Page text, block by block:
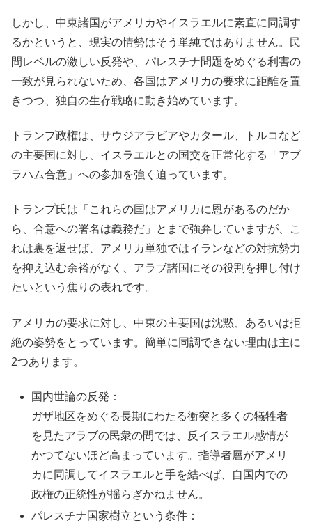
しかし、中東諸国がアメリカやイスラエルに素直に同調す
るかというと、現実の情勢はそう単純ではありません。民
間レベルの激しい反発や、パレスチナ問題をめぐる利害の
一致が見られないため、各国はアメリカの要求に距離を置
きつつ、独自の生存戦略に動き始めています。
トランプ政権は、サウジアラビアやカタール、トルコなど
の主要国に対し、イスラエルとの国交を正常化する「アブ
ラハム合意」への参加を強く迫っています。
トランプ氏は「これらの国はアメリカに恩があるのだか
ら、合意への署名は義務だ」とまで強弁していますが、こ
れは裏を返せば、アメリカ単独ではイランなどの対抗勢力
を抑え込む余裕がなく、アラブ諸国にその役割を押し付け
たいという焦りの表れです。
アメリカの要求に対し、中東の主要国は沈黙、あるいは拒
絶の姿勢をとっています。簡単に同調できない理由は主に
2つあります。
国内世論の反発：
ガザ地区をめぐる長期にわたる衝突と多くの犠牲者
を見たアラブの民衆の間では、反イスラエル感情が
かつてないほど高まっています。指導者層がアメリ
カに同調してイスラエルと手を結べば、自国内での
政権の正統性が揺らぎかねません。
パレスチナ国家樹立という条件：